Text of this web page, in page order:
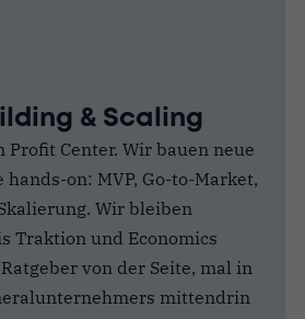
& Scaling
Profit Center. Wir bauen neue
hands-on: MVP, Go-to-Market,
Wir bleiben
Traktion und Economics
von der Seite, mal in
mittendrin